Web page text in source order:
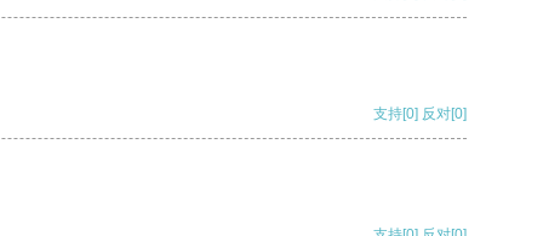
支持[0] 反对[0]